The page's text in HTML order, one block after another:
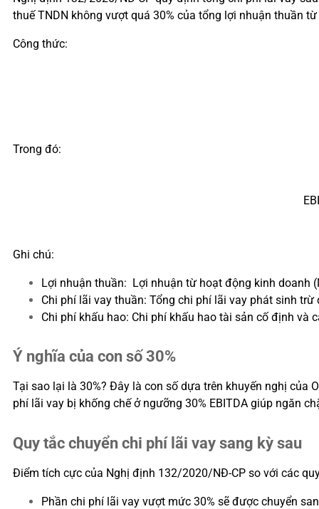
thuế TNDN không vượt quá 30% của tổng lợi nhuận thuần
Công thức:
Trong đó:
Ghi chú:
Lợi nhuận thuần: Lợi nhuận từ hoạt động kinh doanh
Chi phí lãi vay thuần: Tổng chi phí lãi vay phát sinh
Chi phí khấu hao: Chi phí khấu hao tài sản cố định và
Ý nghĩa của con số 30%
Tại sao lại là 30%? Đây là con số dựa trên khuyến nghị của
phí lãi vay bị khống chế ở ngưỡng 30% EBITDA giúp ngăn
Quy tắc chuyển chi phí lãi vay sang kỳ sau
Điểm tích cực của Nghị định 132/2020/NĐ-CP so với các
Phần chi phí lãi vay vượt mức 30% sẽ được chuyển